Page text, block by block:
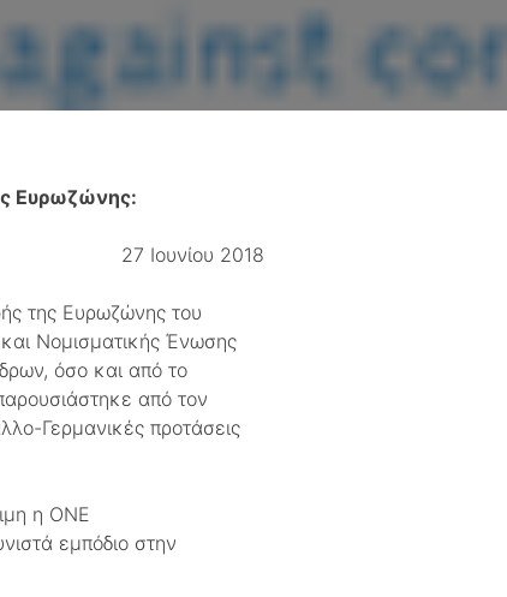
Ευρωζώνης:
27 Ιουνίου 2018
της Ευρωζώνης του
Νομισματικής Ένωσης
όσο και από τo
από τον
Γερμανικές προτάσεις
η ΟΝΕ
εμπόδιο στην